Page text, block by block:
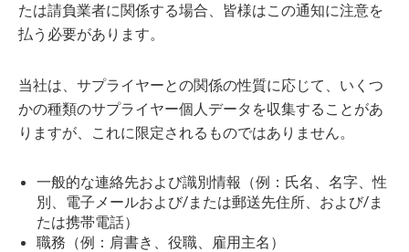
たは請負業者に関係する場合、皆様はこの通知に注意を
払う必要があります。
当社は、サプライヤーとの関係の性質に応じて、いくつ
かの種類のサプライヤー個人データを収集することがあ
りますが、これに限定されるものではありません。
一般的な連絡先および識別情報（例：氏名、名字、性
別、電子メールおよび/または郵送先住所、および/ま
たは携帯電話）
職務（例：肩書き、役職、雇用主名）